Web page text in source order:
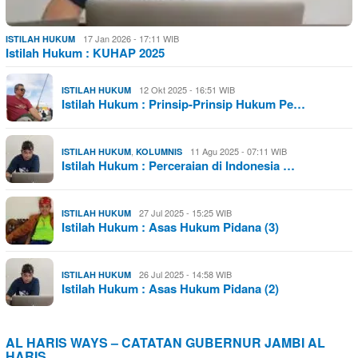
ISTILAH HUKUM 17 Jan 2026 - 17:11 WIB
Istilah Hukum : KUHAP 2025
ISTILAH HUKUM 12 Okt 2025 - 16:51 WIB
Istilah Hukum : Prinsip-Prinsip Hukum Pe…
ISTILAH HUKUM KOLUMNIS 11 Agu 2025 - 07:11 WIB
Istilah Hukum : Perceraian di Indonesia …
ISTILAH HUKUM 27 Jul 2025 - 15:25 WIB
Istilah Hukum : Asas Hukum Pidana (3)
ISTILAH HUKUM 26 Jul 2025 - 14:58 WIB
Istilah Hukum : Asas Hukum Pidana (2)
AL HARIS WAYS – CATATAN GUBERNUR JAMBI AL